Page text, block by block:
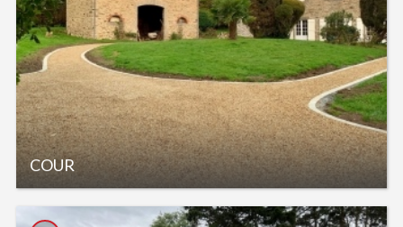
COUR